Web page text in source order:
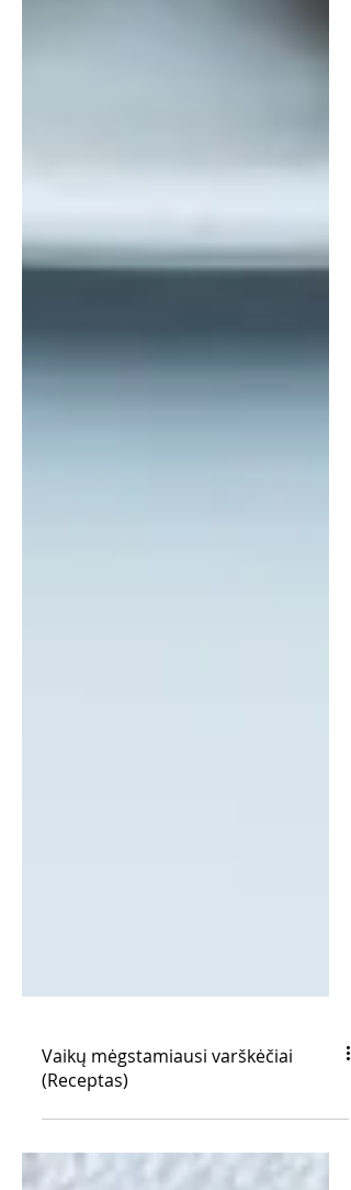
Vaikų mėgstamiausi varškėčiai
(Receptas)